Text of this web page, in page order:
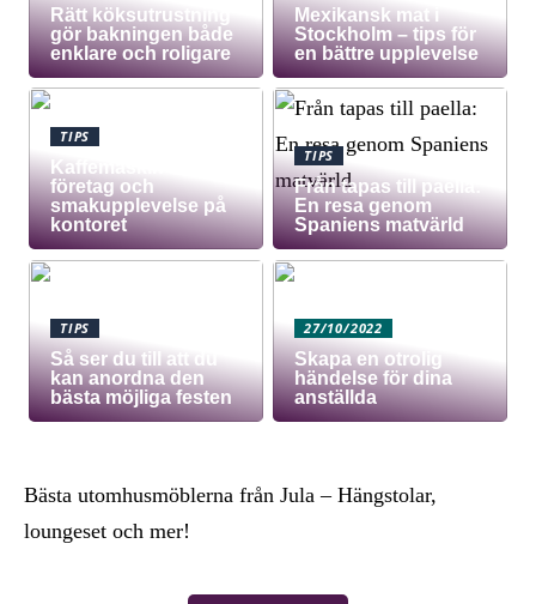
Rätt köksutrustning
gör bakningen både
enklare och roligare
Mexikansk mat i
Stockholm – tips för
en bättre upplevelse
TIPS
Kaffemaskin för
företag och
smakupplevelse på
kontoret
TIPS
Från tapas till paella:
En resa genom
Spaniens matvärld
TIPS
Så ser du till att du
kan anordna den
bästa möjliga festen
27/10/2022
Skapa en otrolig
händelse för dina
anställda
Bästa utomhusmöblerna från Jula – Hängstolar,
loungeset och mer!